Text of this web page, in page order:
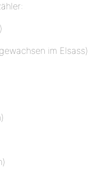
im Elsass)